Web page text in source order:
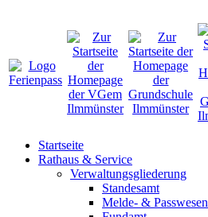
Startseite
Rathaus & Service
Verwaltungsgliederung
Standesamt
Melde- & Passwesen